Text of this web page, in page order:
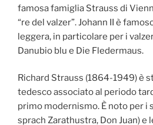
famosa famiglia Strauss di
“re del valzer”. Johann II è
leggera, in particolare per i
Danubio blu e Die Fledermaus.
Richard Strauss (1864-1949) è
tedesco associato al periodo
primo modernismo. È noto per i
sprach Zarathustra, Don Juan) e